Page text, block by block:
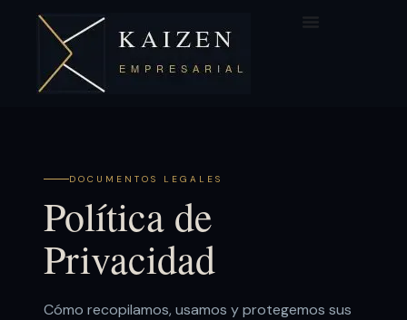
DOCUMENTOS LEGALES
Política de
Privacidad
Cómo recopilamos, usamos y protegemos sus